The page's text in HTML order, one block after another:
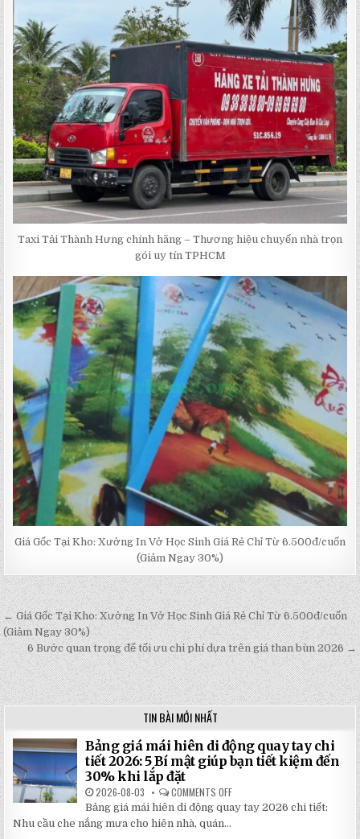
Taxi Tải Thành Hưng chính hãng – Thương hiệu chuyển nhà trọn
gói uy tín TPHCM
Giá Gốc Tại Kho: Xưởng In Vở Học Sinh Giá Rẻ Chỉ Từ 6.500đ/cuốn
(Giảm Ngay 30%)
Post
navigation
← Giá Gốc Tại Kho: Xưởng In Vở Học Sinh Giá Rẻ Chỉ Từ 6.500đ/cuốn
(Giảm Ngay 30%)
6 Bước quan trọng để tối ưu chi phí dựa trên giá than bùn 2026 →
TIN BÀI MỚI NHẤT
Bảng giá mái hiên di động quay tay chi
tiết 2026: 5 Bí mật giúp bạn tiết kiệm đến
30% khi lắp đặt
2026-08-03 COMMENTS OFF
BẢNG
GIÁ
Bảng giá mái hiên di động quay tay 2026 chi tiết:
Nhu cầu che nắng mưa cho hiên nhà, quán...